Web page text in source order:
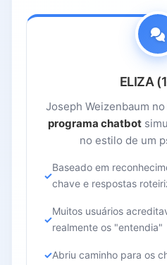
ELIZA
Joseph Weizenbaum
programa chatbot
no estilo de um
Baseado em
chave e respostas
Muitos usuários
realmente os "entendia"
Abriu caminho para os